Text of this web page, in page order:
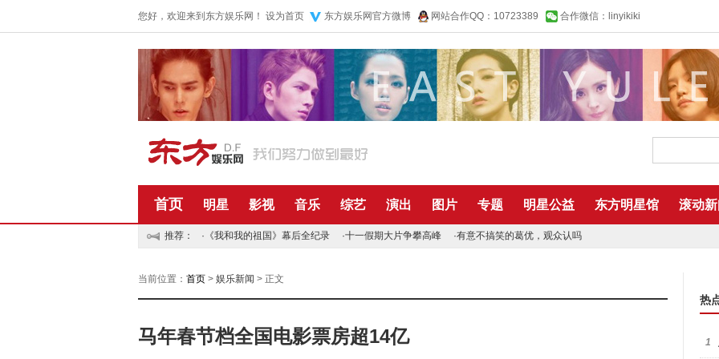
您好，欢迎来到东方娱乐网！ 设为首页 东方娱乐网官方微博 网站合作QQ：10723389 合作微信：linyikiki
首页 明星 影视 音乐 综艺 演出 图片 专题 明星公益 东方明星馆 滚动
推荐： · 《我和我的祖国》幕后全纪录 ·十一假期大片争攀高峰 ·有意不搞笑的葛优，观众认吗
当前位置： 首页 > 娱乐新闻 > 正文
马年春节档全国电影票房超14亿
热
1